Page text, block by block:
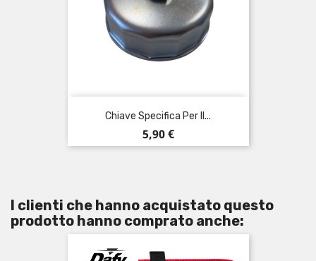
Chiave Specifica Per Il...
Prezzo
5,90 €
I clienti che hanno acquistato questo
prodotto hanno comprato anche: